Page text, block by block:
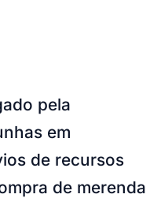
pela
em
de recursos
de merenda